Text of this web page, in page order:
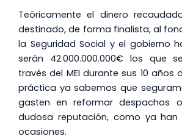
Teóricamente el dinero
destinado, de forma finalista, al
la Seguridad Social y el gobierno
serán 42.000.000.000€ los que
través del MEI durante sus 10 años
práctica ya sabemos que
gasten en reformar despachos
dudosa reputación, como ya
ocasiones.